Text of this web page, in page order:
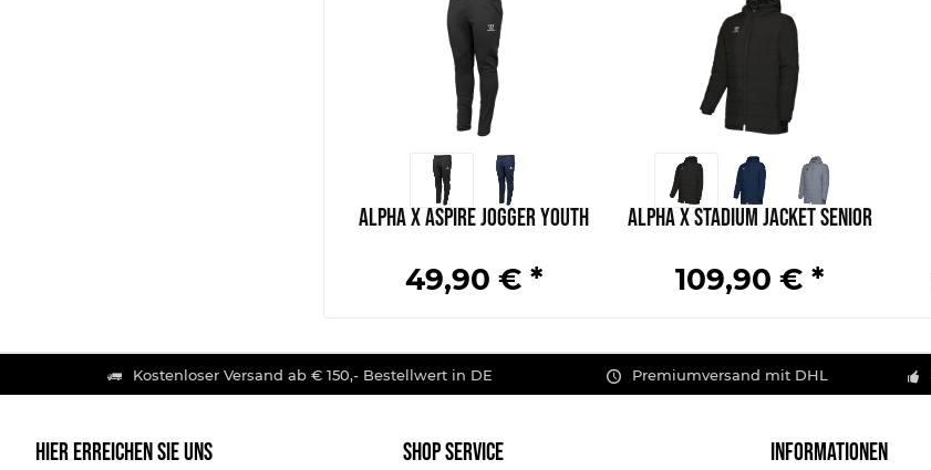
Alpha X Aspire Jogger Youth
49,90 € *
Alpha X Stadium Jacket Senior
109,90 € *
Kostenloser Versand ab € 150,- Bestellwert in DE Premiumversand mit DHL
HIER ERREICHEN SIE UNS SHOP SERVICE INFORMATIONEN